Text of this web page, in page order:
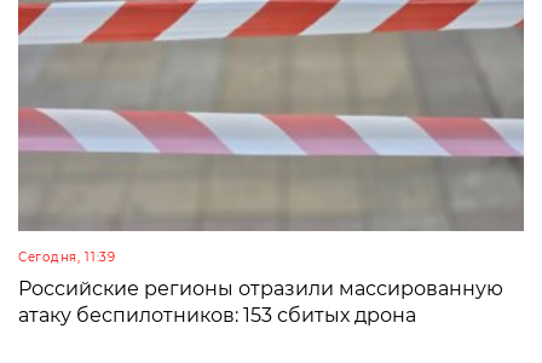
Сегодня, 11:39
Российские регионы отразили массированную
атаку беспилотников: 153 сбитых дрона